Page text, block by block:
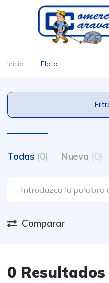
Inicio Flota
Todas (0) Nueva (0)
Comparar
0 Resultados